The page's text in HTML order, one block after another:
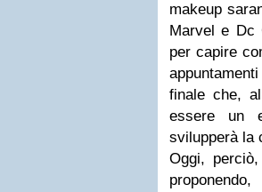
makeup
Marvel e Dc
per capire
finale che,
essere un
svilupperà la
Oggi,